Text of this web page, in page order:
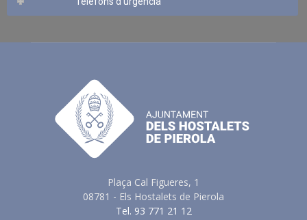
Plaça Cal Figueres, 1
08781 - Els Hostalets de Pierola
Tel. 93 771 21 12